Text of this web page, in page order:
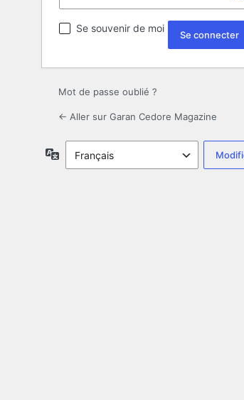
Se souvenir de moi
Mot de passe oublié ?
← Aller sur Garan Cedore Magazine
Langue